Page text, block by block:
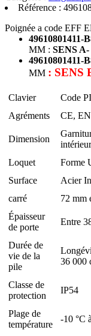
Référence :
Poignée a code EFF
49610801411-
MM : SENS A-
49610801411-
MM : SENS
Clavier
Code
Agréments
CE,
Dimension
Loquet
Forme
Surface
Acier
carré
72 mm
Épaisseur
de porte
Entre
Durée de
vie de la
pile
36 000
Classe de
protection
IP54
Plage de
température
-10 °C